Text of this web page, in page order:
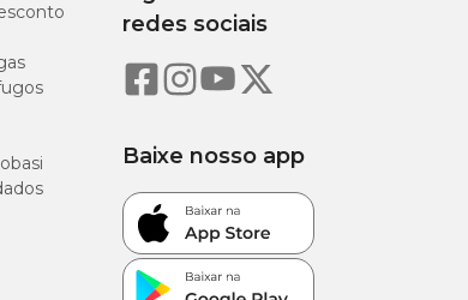
redes sociais
Baixe nosso app